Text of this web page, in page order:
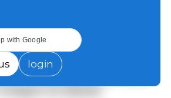
ces dernières années,
la première
la deuxième année
la baisse
with Google
login